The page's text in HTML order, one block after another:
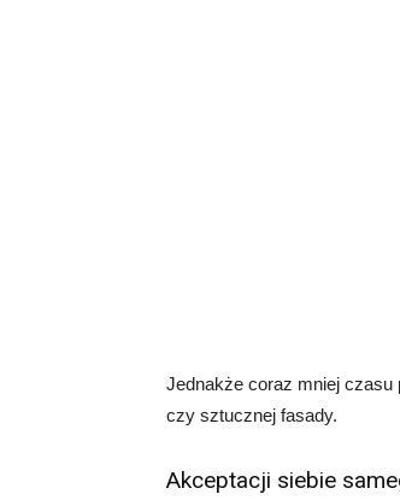
Jednakże coraz mniej
czy sztucznej fasady.
Akceptacji siebie